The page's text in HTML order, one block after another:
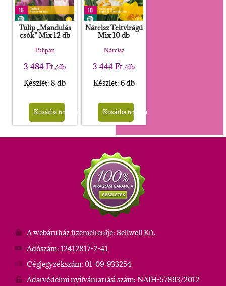
Tulip „Mandulás
csók” Mix 12 db
Tulipán
3 484Ft /db
Készlet: 8 db
Kosárba teszem
Nárcisz Teltvirágú
Mix 10 db
Nárcisz
3 444Ft /db
Készlet: 6 db
Kosárba teszem
A webáruház üzemeltetője: Sellwell Kft.
Adószám: 12412817-2-41
Cégjegyzékszám: 01-09-933254
Adatvédelmi nyilvántartási szám: NAIH-57893/2012